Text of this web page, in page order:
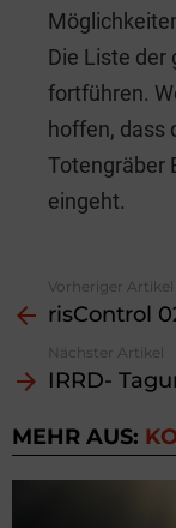
Die Liste der
fortführen.
hoffen, dass
Totengräber
eingeht.
more
Vorheriger Artikel
risControl
Nächster Artikel
IRRD-
MEHR AUS: